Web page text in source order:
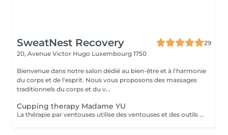
SweatNest Recovery
29
20, Avenue Victor Hugo Luxembourg 1750
Bienvenue dans notre salon dédié au bien-être et à l'harmonie
du corps et de l'esprit. Nous vous proposons des massages
traditionnels du corps et du v...
Cupping therapy Madame YU
La thérapie par ventouses utilise des ventouses et des outils qui, par combustion, expulsent l'air de l'intérieur des ventouses, créant une pression négative qui permet aux ventouses d'adhérer aux points d'acupuncture ou à la surface de la peau où la thérapie par ventouses doit être effectuée, produisant ainsi une stimulation. Pour ce faire, à la fois en prévention et en traitement, la peau au niveau du site d'application des ventouses devient congestionnée et il y a stase sanguine Cupping therapy uses cups and tools employing combustion to expel air from inside the cups, creating negative pressure that causes the cups to adhere to acuponts or the skin surface where cupping is to be performed, thus producing stimulation,to achieve both prevention and treatment, the skin at the cupping site will become congested,and blood stasis.